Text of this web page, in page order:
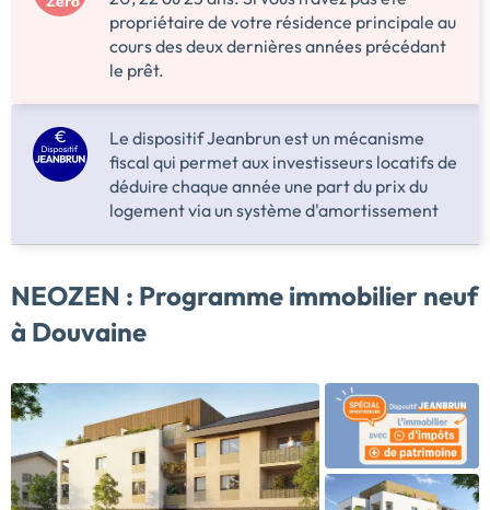
propriétaire de votre résidence principale au
cours des deux dernières années précédant
le prêt.
Le dispositif Jeanbrun est un mécanisme
fiscal qui permet aux investisseurs locatifs de
déduire chaque année une part du prix du
logement via un système d'amortissement
NEOZEN : Programme immobilier neuf
à Douvaine